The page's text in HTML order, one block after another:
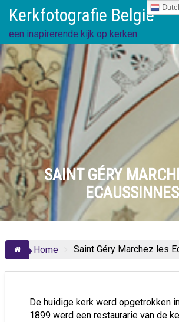
direct
naar
de
inhoud
Kerkfotografie België
een inspirerende kijk op kerken
SAINT GÉRY
ECAUSSINNES
Home Saint Géry Marchez les
De huidige kerk werd opgetrokken
1899 werd een restaurarie van de